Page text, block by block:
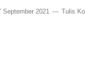
September 2021 Tulis